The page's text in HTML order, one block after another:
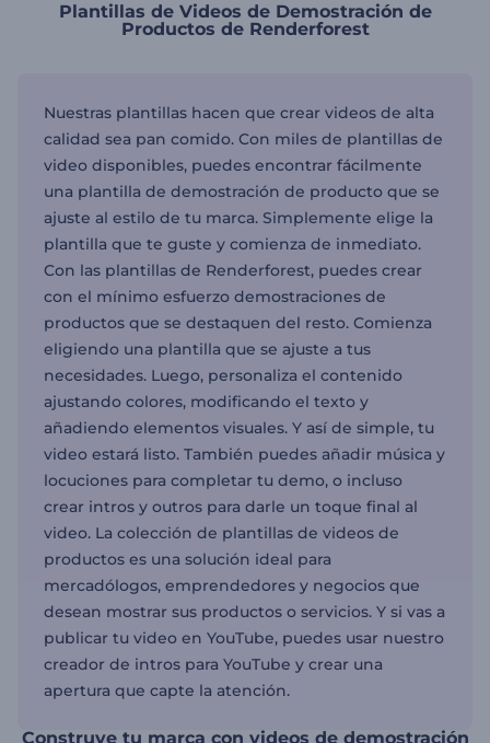
Plantillas de Videos de Demostración de
Productos de Renderforest
Nuestras plantillas hacen que crear videos de alta
calidad sea pan comido. Con miles de plantillas de
video disponibles, puedes encontrar fácilmente
una plantilla de demostración de producto que se
ajuste al estilo de tu marca. Simplemente elige la
plantilla que te guste y comienza de inmediato.
Con las plantillas de Renderforest, puedes crear
con el mínimo esfuerzo demostraciones de
productos que se destaquen del resto. Comienza
eligiendo una plantilla que se ajuste a tus
necesidades. Luego, personaliza el contenido
ajustando colores, modificando el texto y
añadiendo elementos visuales. Y así de simple, tu
video estará listo. También puedes añadir música y
locuciones para completar tu demo, o incluso
crear intros y outros para darle un toque final al
video. La colección de plantillas de videos de
productos es una solución ideal para
mercadólogos, emprendedores y negocios que
desean mostrar sus productos o servicios. Y si vas a
publicar tu video en YouTube, puedes usar nuestro
creador de intros para YouTube y crear una
apertura que capte la atención.
Construye tu marca con videos de demostración